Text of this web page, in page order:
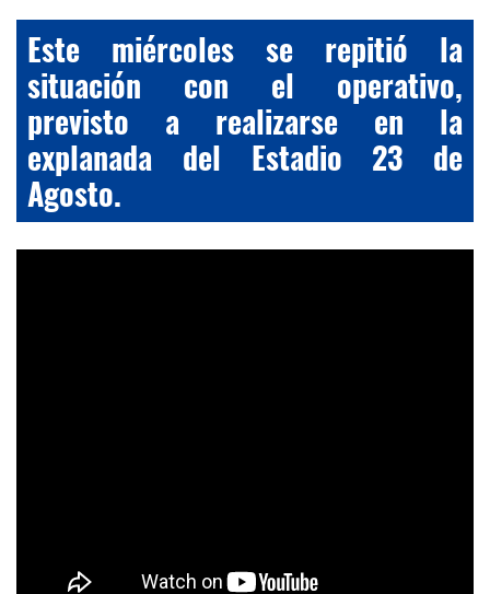
Este miércoles se repitió la
situación con el operativo,
previsto a realizarse en la
explanada del Estadio 23 de
Agosto.